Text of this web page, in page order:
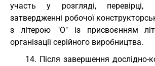
участь у розгляді, перевірці,
затвердженні робочої
з літерою "О" із присвоєнням
організації серійного виробництва.
14. Після завершення дослідно-